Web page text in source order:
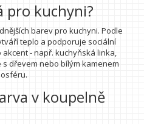
pro kuchyni?
barev pro kuchyni. Podle
teplo a podporuje sociální
- např. kuchyňská linka,
dřevem nebo bílým kamenem
v koupelně